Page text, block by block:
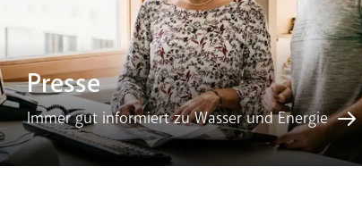
Presse
Immer gut informiert zu Wasser und Energie